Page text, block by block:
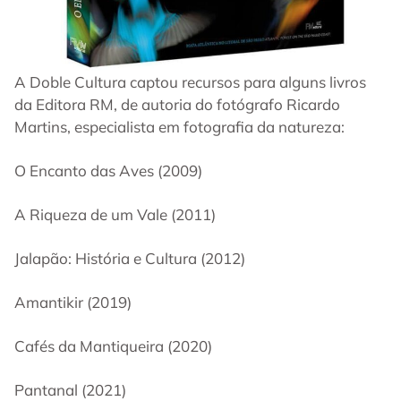
A Doble Cultura captou recursos para alguns livros
da Editora RM, de autoria do fotógrafo Ricardo
Martins, especialista em fotografia da natureza:
O Encanto das Aves (2009)
A Riqueza de um Vale (2011)
Jalapão: História e Cultura (2012)
Amantikir (2019)
Cafés da Mantiqueira (2020)
Pantanal (2021)